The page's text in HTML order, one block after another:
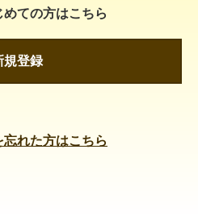
めての方はこちら
規登録
れた方はこちら